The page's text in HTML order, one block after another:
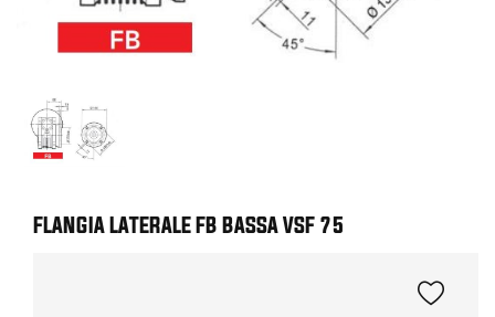
FLANGIA LATERALE FB BASSA VSF 75